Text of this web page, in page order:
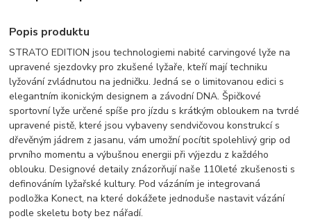
Popis produktu
STRATO EDITION jsou technologiemi nabité carvingové lyže na
upravené sjezdovky pro zkušené lyžaře, kteří mají techniku
lyžování zvládnutou na jedničku. Jedná se o limitovanou edici s
elegantním ikonickým designem a závodní DNA. Špičkové
sportovní lyže určené spíše pro jízdu s krátkým obloukem na tvrdé
upravené pistě, které jsou vybaveny sendvičovou konstrukcí s
dřevěným jádrem z jasanu, vám umožní pocítit spolehlivý grip od
prvního momentu a výbušnou energii při výjezdu z každého
oblouku. Designové detaily znázorňují naše 110leté zkušenosti s
definováním lyžařské kultury. Pod vázáním je integrovaná
podložka Konect, na které dokážete jednoduše nastavit vázání
podle skeletu boty bez nářadí.